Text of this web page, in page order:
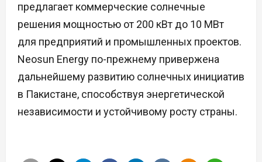
предлагает коммерческие солнечные
решения мощностью от 200 кВт до 10 МВт
для предприятий и промышленных проектов.
Neosun Energy по-прежнему привержена
дальнейшему развитию солнечных инициатив
в Пакистане, способствуя энергетической
независимости и устойчивому росту страны.